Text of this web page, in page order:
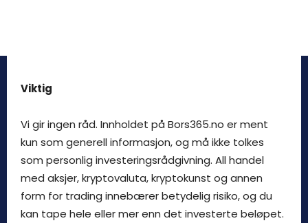
Viktig
Vi gir ingen råd. Innholdet på Bors365.no er ment
kun som generell informasjon, og må ikke tolkes
som personlig investeringsrådgivning. All handel
med aksjer, kryptovaluta, kryptokunst og annen
form for trading innebærer betydelig risiko, og du
kan tape hele eller mer enn det investerte beløpet.